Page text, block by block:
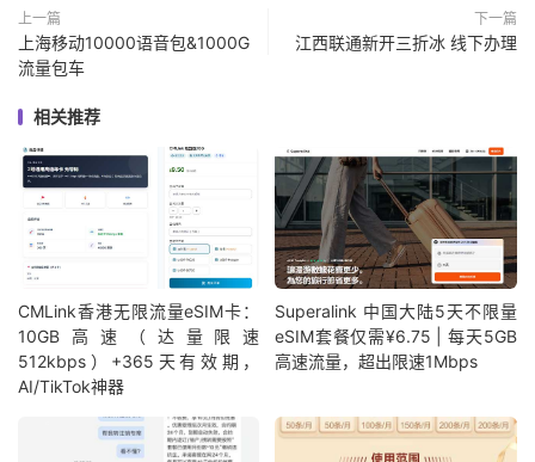
上一篇
上海移动10000语音包&1000G
流量包车
下一篇
江西联通新开三折冰 线下办理
相关推荐
CMLink香港无限流量eSIM卡：
10GB高速（达量限速
512kbps）+365天有效期，
AI/TikTok神器
Superalink 中国大陆5天不限量
eSIM套餐仅需¥6.75 | 每天5GB
高速流量，超出限速1Mbps